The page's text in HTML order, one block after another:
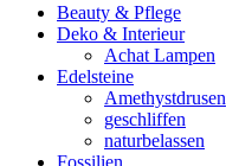
Beauty & Pflege
Deko & Interieur
Achat Lampen
Edelsteine
Amethystdrusen
geschliffen
naturbelassen
Fossilien